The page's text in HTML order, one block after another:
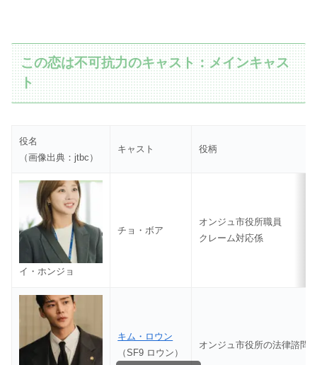
この恋は不可抗力のキャスト：メインキャス
ト
役名
（画像出典：jtbc）
キャスト 役柄
イ・ホンジョ
チョ・ボア
オンジュ市役所職員
クレーム対応係
キム・ロウン
（SF9 ロウン）
オンジュ市役所の法律諮問